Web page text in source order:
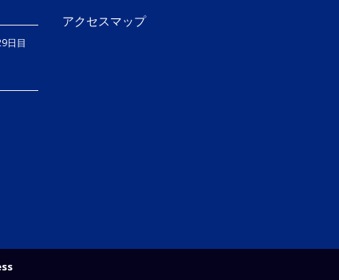
日目
アクセスマップ